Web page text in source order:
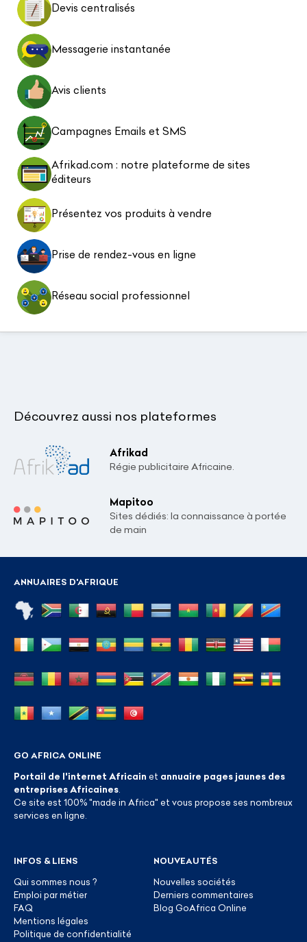
Devis centralisés
Messagerie instantanée
Avis clients
Campagnes Emails et SMS
Afrikad.com : notre plateforme de sites
éditeurs
Présentez vos produits à vendre
Prise de rendez-vous en ligne
Réseau social professionnel
Découvrez aussi nos plateformes
Afrikad
Régie publicitaire Africaine.
Mapitoo
Sites dédiés: la connaissance à portée
de main
ANNUAIRES D'AFRIQUE
GO AFRICA ONLINE
Portail de l'internet Africain et annuaire pages jaunes des
entreprises Africaines
Ce site est 100% "made in Africa" et vous propose ses nombreux
services en ligne.
INFOS & LIENS
Qui sommes nous ?
Emploi par métier
FAQ
Mentions légales
Politique de confidentialité
NOUVEAUTÉS
Nouvelles sociétés
Derniers commentaires
Blog GoAfrica Online